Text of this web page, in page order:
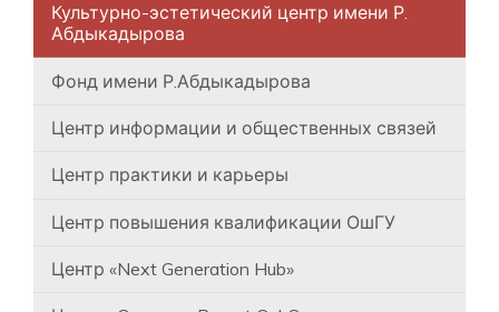
Культурно-эстетический центр имени Р.
Абдыкадырова
Фонд имени Р.Абдыкадырова
Центр информации и общественных связей
Центр практики и карьеры
Центр повышения квалификации ОшГУ
Центр «Next Generation Hub»